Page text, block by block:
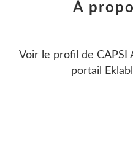
À
Voir le profil de CAPSI
portail